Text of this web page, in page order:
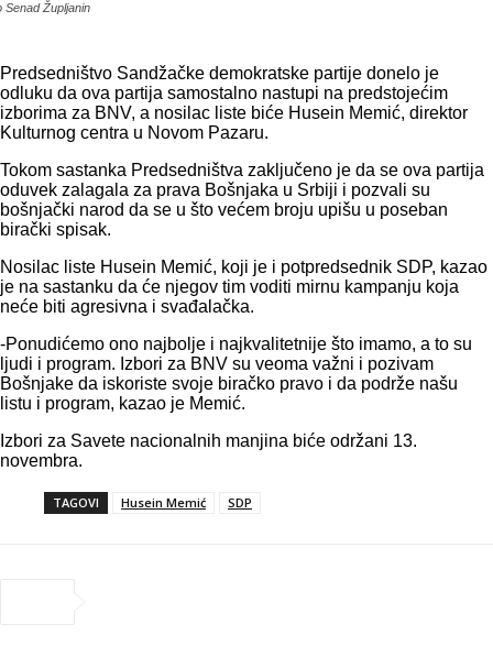
Senad Župljanin
Predsedništvo Sandžačke demokratske partije donelo je
odluku da ova partija samostalno nastupi na predstojećim
izborima za BNV, a nosilac liste biće Husein Memić, direktor
Kulturnog centra u Novom Pazaru.
Tokom sastanka Predsedništva zaključeno je da se ova partija
oduvek zalagala za prava Bošnjaka u Srbiji i pozvali su
bošnjački narod da se u što većem broju upišu u poseban
birački spisak.
Nosilac liste Husein Memić, koji je i potpredsednik SDP, kazao
je na sastanku da će njegov tim voditi mirnu kampanju koja
neće biti agresivna i svađalačka.
-Ponudićemo ono najbolje i najkvalitetnije što imamo, a to su
ljudi i program. Izbori za BNV su veoma važni i pozivam
Bošnjake da iskoriste svoje biračko pravo i da podrže našu
listu i program, kazao je Memić.
Izbori za Savete nacionalnih manjina biće održani 13.
novembra.
TAGOVI Husein Memić SDP